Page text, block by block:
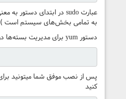
به تمامی بخش‌های سیستم است )
دستور yum برای مدیریت بسته‌ها در centos استفاده می‌شود و برای اطلاعات بیشتر در موردش می‌تونید از دستور man استفاده کنید
کنید